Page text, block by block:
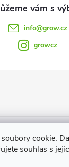
cookie.
souhlas s
info@grow.cz
growcz